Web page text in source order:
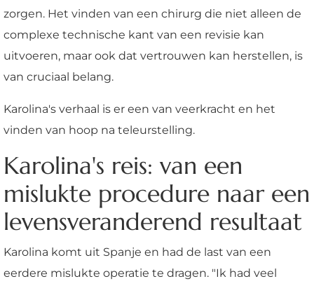
zorgen. Het vinden van een chirurg die niet alleen de
complexe technische kant van een revisie kan
uitvoeren, maar ook dat vertrouwen kan herstellen, is
van cruciaal belang.
Karolina's verhaal is er een van veerkracht en het
vinden van hoop na teleurstelling.
Karolina's reis: van een
mislukte procedure naar een
levensveranderend resultaat
Karolina komt uit Spanje en had de last van een
eerdere mislukte operatie te dragen. "Ik had veel